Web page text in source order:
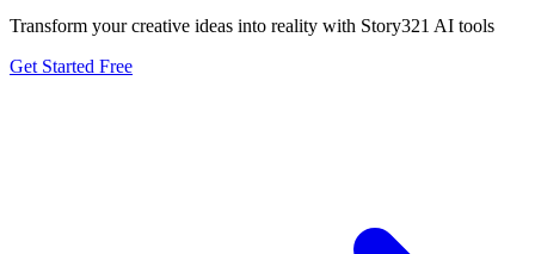
Transform your creative ideas into reality with Story321 AI tools
Get Started Free